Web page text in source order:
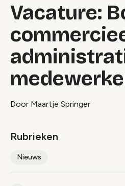
Vacature:
Door Maartje Springer
Rubrieken
Nieuws